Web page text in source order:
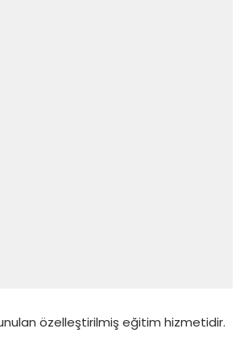
özelleştirilmiş eğitim hizmetidir.